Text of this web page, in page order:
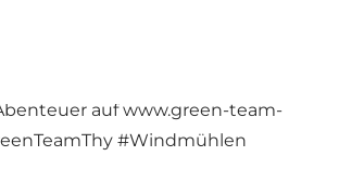
auf einer unvergesslichen
Wandere oder radle durch Thys
auf www.green-team-
#Windmühlen